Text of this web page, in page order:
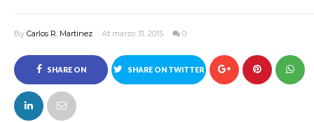
By Carlos R. Martinez At marzo 31, 2015 0
SHARE ON
FACEBOOK
SHARE ON TWITTER